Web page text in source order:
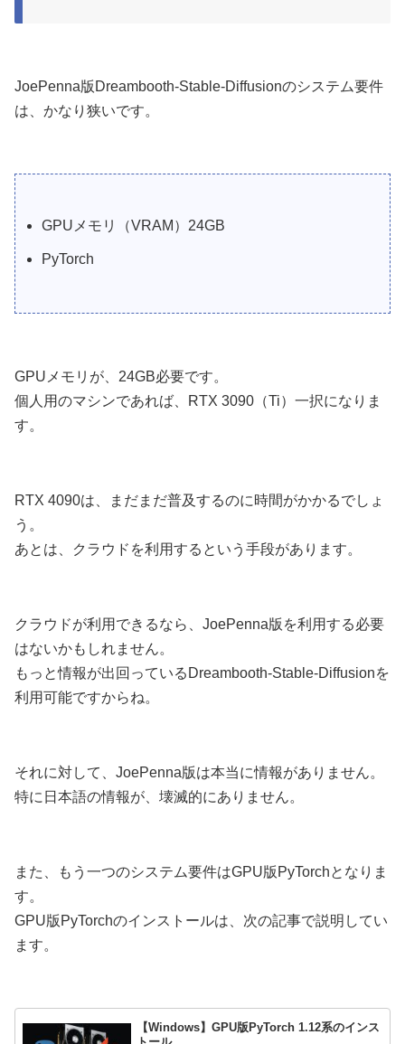
JoePenna版Dreambooth-Stable-Diffusionのシステム要件
は、かなり狭いです。
GPUメモリ（VRAM）24GB
PyTorch
GPUメモリが、24GB必要です。
個人用のマシンであれば、RTX 3090（Ti）一択になりま
す。
RTX 4090は、まだまだ普及するのに時間がかかるでしょ
う。
あとは、クラウドを利用するという手段があります。
クラウドが利用できるなら、JoePenna版を利用する必要
はないかもしれません。
もっと情報が出回っているDreambooth-Stable-Diffusionを
利用可能ですからね。
それに対して、JoePenna版は本当に情報がありません。
特に日本語の情報が、壊滅的にありません。
また、もう一つのシステム要件はGPU版PyTorchとなりま
す。
GPU版PyTorchのインストールは、次の記事で説明してい
ます。
【Windows】GPU版PyTorch 1.12系のインス
トール